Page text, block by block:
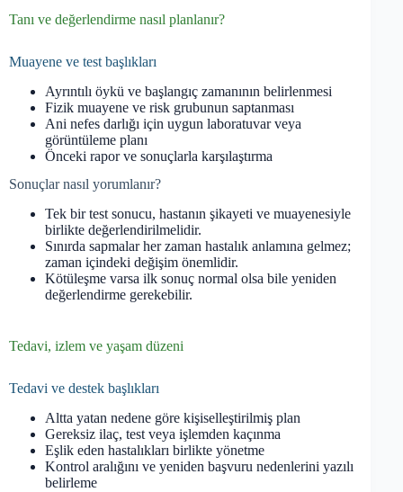
Tanı ve değerlendirme nasıl planlanır?
Muayene ve test başlıkları
Ayrıntılı öykü ve başlangıç zamanının belirlenmesi
Fizik muayene ve risk grubunun saptanması
Ani nefes darlığı için uygun laboratuvar veya
görüntüleme planı
Önceki rapor ve sonuçlarla karşılaştırma
Sonuçlar nasıl yorumlanır?
Tek bir test sonucu, hastanın şikayeti ve muayenesiyle
birlikte değerlendirilmelidir.
Sınırda sapmalar her zaman hastalık anlamına gelmez;
zaman içindeki değişim önemlidir.
Kötüleşme varsa ilk sonuç normal olsa bile yeniden
değerlendirme gerekebilir.
Tedavi, izlem ve yaşam düzeni
Tedavi ve destek başlıkları
Altta yatan nedene göre kişiselleştirilmiş plan
Gereksiz ilaç, test veya işlemden kaçınma
Eşlik eden hastalıkları birlikte yönetme
Kontrol aralığını ve yeniden başvuru nedenlerini yazılı
belirleme